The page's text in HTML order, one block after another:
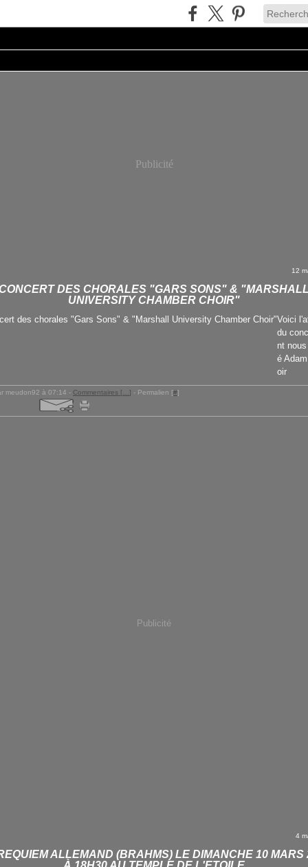
Publicité
12
DES CHORALES "GARS SONS" & "MARSHALL
UNIVERSITY CHAMBER CHOIR"
Voici
du
nt nous
é
oir
meudon92 à 07:14 - Commentaires [ ] - Permalien [#]
Publicité
4
ALLEMAND (BRAHMS) LE DIMANCHE 10 MARS